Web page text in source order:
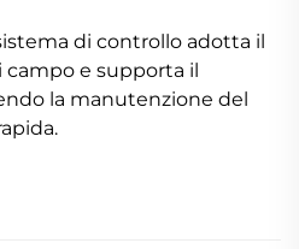
di controllo adotta il
e supporta il
la manutenzione del